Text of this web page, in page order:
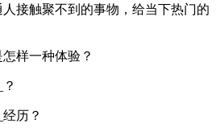
接触聚不到的事物，给当下热门的
怎样一种体验？
历？